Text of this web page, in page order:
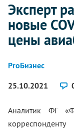
Эксперт
новые
цены
ProБизнес
25.10.2021
Аналитик ФГ